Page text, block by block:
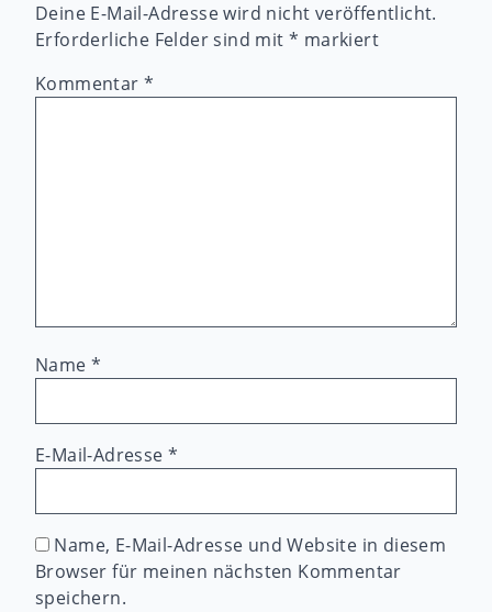
Deine E-Mail-Adresse wird nicht veröffentlicht.
Erforderliche Felder sind mit * markiert
Kommentar*
Name *
E-Mail-Adresse*
Name, E-Mail-Adresse und Website in diesem
Browser für meinen nächsten Kommentar
speichern.